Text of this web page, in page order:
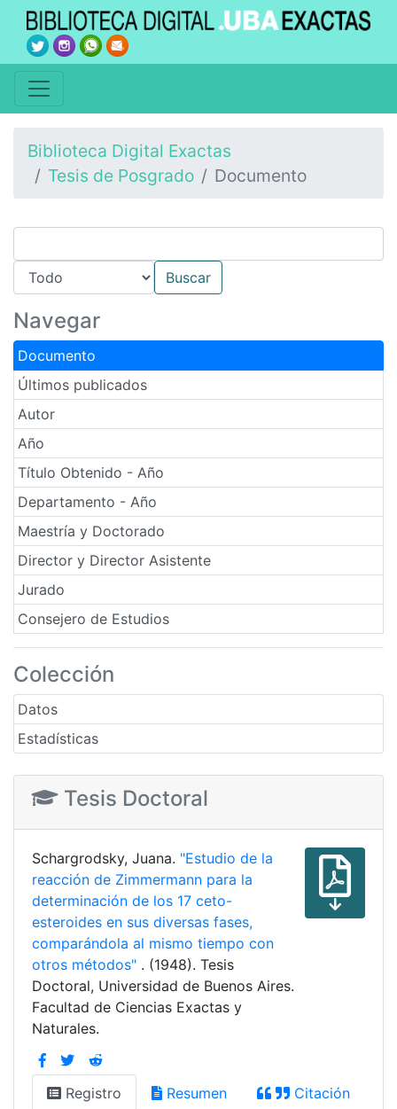
Biblioteca Digital Exactas
Tesis de Posgrado
Documento
Navegar
Documento
Últimos publicados
Autor
Año
Título Obtenido - Año
Departamento - Año
Maestría y Doctorado
Director y Director Asistente
Jurado
Consejero de Estudios
Colección
Datos
Estadísticas
Tesis Doctoral
Schargrodsky, Juana. "Estudio de la
reacción de Zimmermann para la
determinación de los 17 ceto-
esteroides en sus diversas fases,
comparándola al mismo tiempo con
otros métodos" . (1948). Tesis
Doctoral, Universidad de Buenos Aires.
Facultad de Ciencias Exactas y
Naturales.
Registro Resumen Citación